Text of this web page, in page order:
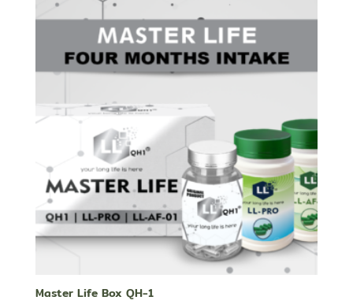
desde
126,00 €
hasta
240,00 €
Master Life Box QH-1